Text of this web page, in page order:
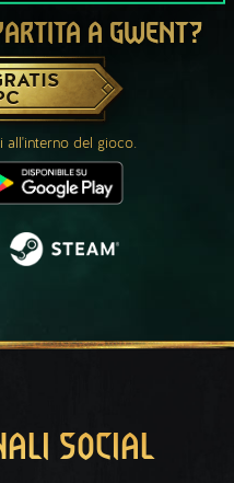
A GWENT?
del gioco.
SOCIAL